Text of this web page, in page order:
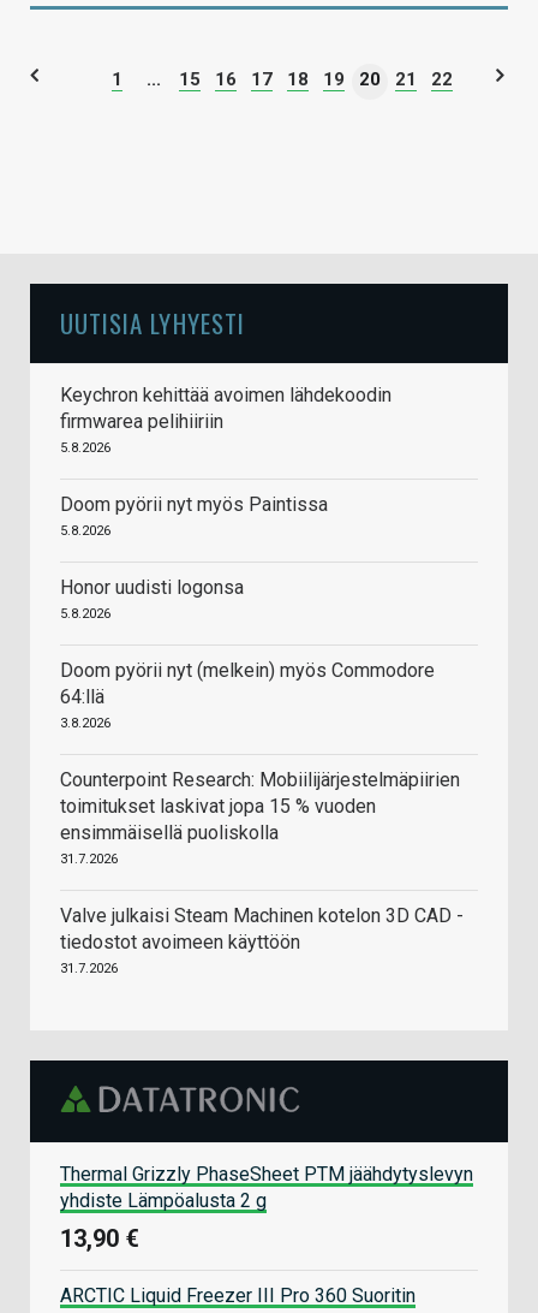
1 ... 15 16 17 18 19 20 21 22
UUTISIA LYHYESTI
Keychron kehittää avoimen lähdekoodin
firmwarea pelihiiriin
5.8.2026
Doom pyörii nyt myös Paintissa
5.8.2026
Honor uudisti logonsa
5.8.2026
Doom pyörii nyt (melkein) myös Commodore
64:llä
3.8.2026
Counterpoint Research: Mobiilijärjestelmäpiirien
toimitukset laskivat jopa 15 % vuoden
ensimmäisellä puoliskolla
31.7.2026
Valve julkaisi Steam Machinen kotelon 3D CAD -
tiedostot avoimeen käyttöön
31.7.2026
Thermal Grizzly PhaseSheet PTM jäähdytyslevyn
yhdiste Lämpöalusta 2 g
13,90 €
ARCTIC Liquid Freezer III Pro 360 Suoritin